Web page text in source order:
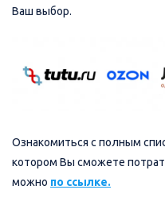
Ваш выбор.
Ознакомиться с полным
котором Вы сможете
можно по ссылке.